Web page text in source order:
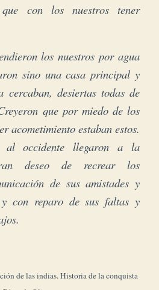
con los nuestros tener
los nuestros por agua
sino una casa principal y
cercaban, desiertas todas de
que por miedo de los
acometimiento estaban estos.
al occidente llegaron a la
deseo de recrear los
de sus amistades y
y con reparo de sus faltas y
de las indias. Historia de la conquista